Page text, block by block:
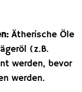
Ätherische Öle
(z.B.
werden, bevor
werden.